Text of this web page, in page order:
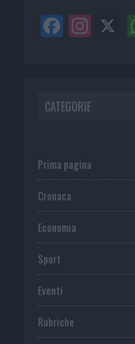
CATEGORIE
Prima pagina
Cronaca
Economia
Sport
Eventi
Rubriche